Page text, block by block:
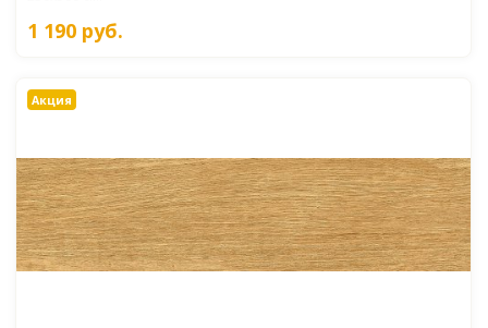
1 190 руб.
Акция